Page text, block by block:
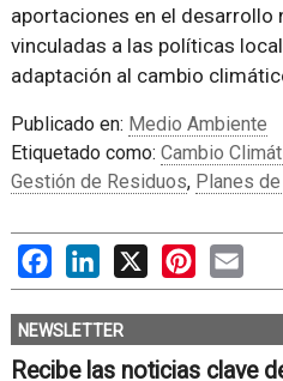
aportaciones en el
vinculadas a las políticas
adaptación al cambio
Publicado en: Medio Ambiente
Etiquetado como: Cambio
Gestión de Residuos, Planes
FacebookLinkedIn Pinterest
NEWSLETTER
Recibe las noticias clave